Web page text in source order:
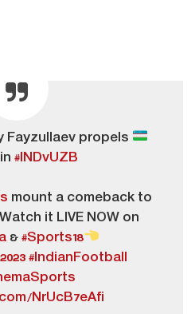
Fayzullaev propels
#INDvUZB
mount a comeback to
it LIVE NOW on
& #Sports18
#IndianFootball
NrUcB7eAfi